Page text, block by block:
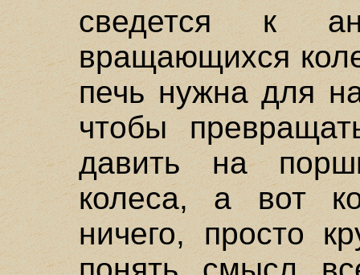
сведется к
вращающихся
печь нужна для
чтобы
давить на
колеса, а вот
ничего, просто